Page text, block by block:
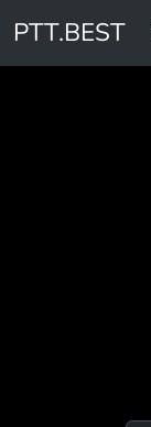
PTT.BEST